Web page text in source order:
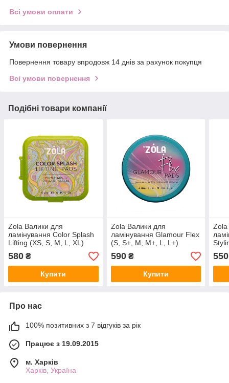
Всі умови оплати
Умови повернення
Повернення товару впродовж 14 днів за рахунок покупця
Всі умови повернення
Подібні товари компанії
Zola Валики для
ламінування Color Splash
Lifting (XS, S, M, L, XL)
580 ₴
Купити
Zola Валики для
ламінування Glamour Flex
(S, S+, M, M+, L, L+)
590₴
Купити
Zola
L,
550
Про нас
100% позитивних з 7 відгуків за рік
Працює з 19.09.2015
м. Харків
Харків, Україна